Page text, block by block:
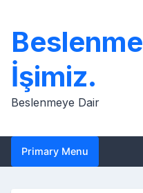
content
İşimiz.
Beslenmeye Dair
Primary Menu